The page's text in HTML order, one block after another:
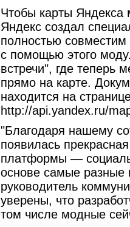
Чтобы карты Яндекса
Яндекс создал
полностью
с помощью этого
встречи", где теперь
прямо на карте.
находится на
http://api.yandex.ru/
"Благодаря нашему
появилась
платформы —
основе самые
руководитель
уверены, что
том числе модные